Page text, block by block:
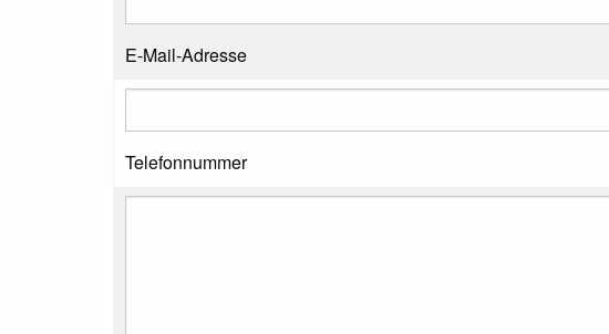
E-Mail-Adresse
Telefonnummer